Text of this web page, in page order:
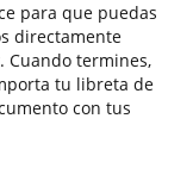
para que puedas
directamente
Cuando termines,
tu libreta de
con tus